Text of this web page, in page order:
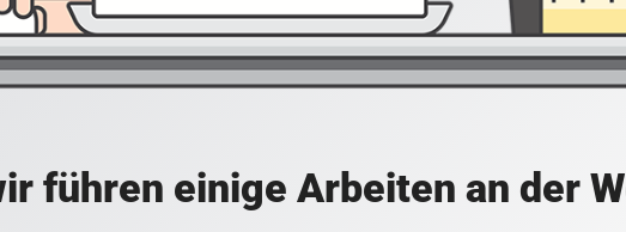
führen einige Arbeiten an der